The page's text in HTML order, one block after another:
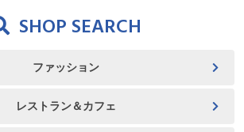
SHOP SEARCH
ファッション
レストラン＆カフェ